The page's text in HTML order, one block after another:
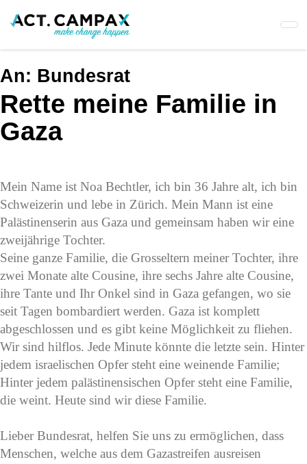
An: Bundesrat
Rette meine Familie in
Gaza
Mein Name ist Noa Bechtler, ich bin 36 Jahre alt, ich bin
Schweizerin und lebe in Zürich. Mein Mann ist eine
Palästinenserin aus Gaza und gemeinsam haben wir eine
zweijährige Tochter.
Seine ganze Familie, die Grosseltern meiner Tochter, ihre
zwei Monate alte Cousine, ihre sechs Jahre alte Cousine,
ihre Tante und Ihr Onkel sind in Gaza gefangen, wo sie
seit Tagen bombardiert werden. Gaza ist komplett
abgeschlossen und es gibt keine Möglichkeit zu fliehen.
Wir sind hilflos. Jede Minute könnte die letzte sein. Hinter
jedem israelischen Opfer steht eine weinende Familie;
Hinter jedem palästinensischen Opfer steht eine Familie,
die weint. Heute sind wir diese Familie.
Lieber Bundesrat, helfen Sie uns zu ermöglichen, dass
Menschen, welche aus dem Gazastreifen ausreisen